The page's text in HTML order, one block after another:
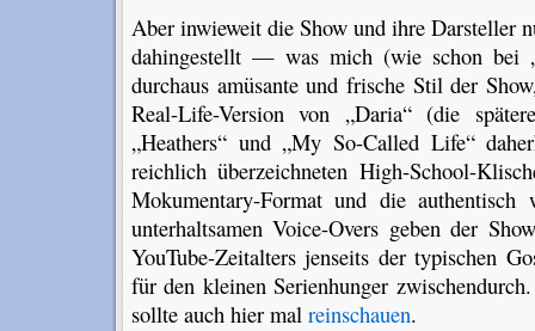
Aber inwieweit die Show und ihre Darsteller
dahingestellt — was mich (wie schon bei
durchaus amüsante und frische Stil der
Real-Life-Version von „Daria“ (die
„Heathers“ und „My So-Called Life“
reichlich überzeichneten High-School-
Mokumentary-Format und die authentisch
unterhaltsamen Voice-Overs geben der
YouTube-Zeitalters jenseits der typischen
für den kleinen Serienhunger
sollte auch hier mal reinschauen.